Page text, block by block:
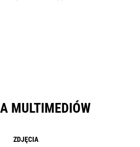
MULTIMEDIÓW
ZDJĘCIA